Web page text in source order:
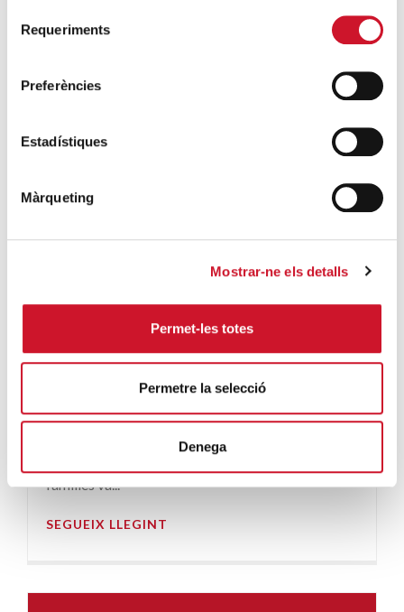
Requeriments
Preferències
Estadístiques
Màrqueting
Mostrar-ne els detalls
Permet-les totes
Permetre la selecció
Denega
una donació de colònies d’home i de dona, per tal
SEGUEIX LLEGINT
Colònies per a nens
durant el mes de juliol
vegada més, els nens de diversos casals i les seves
famílies va...
SEGUEIX LLEGINT